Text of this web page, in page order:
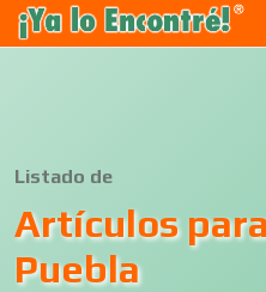
Listado de
Artículos
Puebla